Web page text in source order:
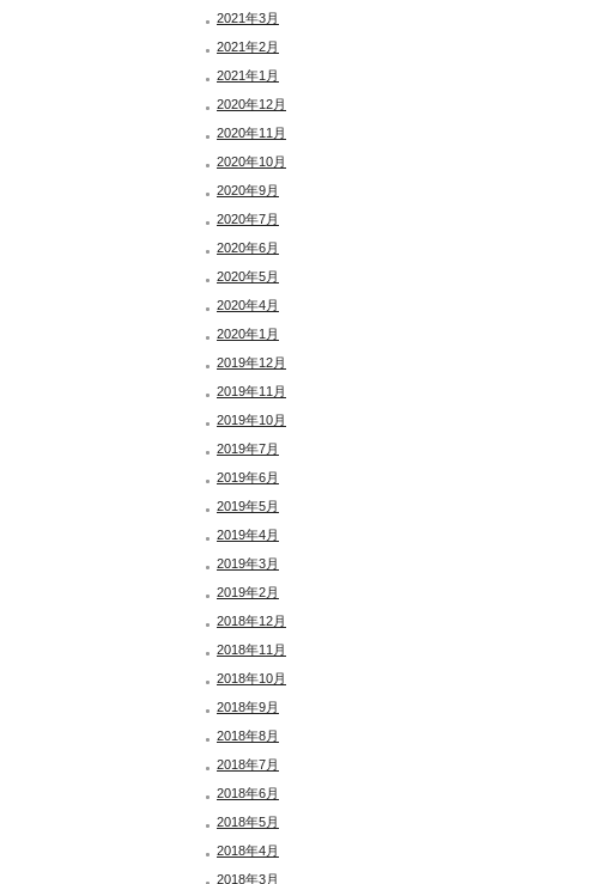
2021年3月
2021年2月
2021年1月
2020年12月
2020年11月
2020年10月
2020年9月
2020年7月
2020年6月
2020年5月
2020年4月
2020年1月
2019年12月
2019年11月
2019年10月
2019年7月
2019年6月
2019年5月
2019年4月
2019年3月
2019年2月
2018年12月
2018年11月
2018年10月
2018年9月
2018年8月
2018年7月
2018年6月
2018年5月
2018年4月
2018年3月